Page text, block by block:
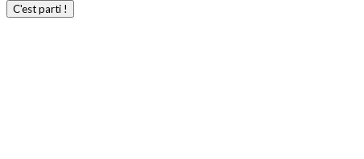
C'est parti !